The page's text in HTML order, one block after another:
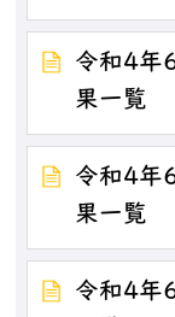
令和4年
果一覧
令和4年
果一覧
令和4年